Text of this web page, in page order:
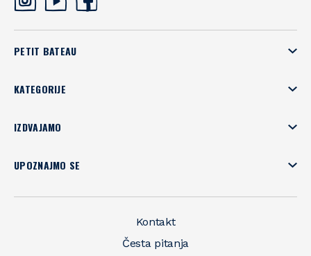
PETIT BATEAU
KATEGORIJE
IZDVAJAMO
UPOZNAJMO SE
Kontakt
Česta pitanja